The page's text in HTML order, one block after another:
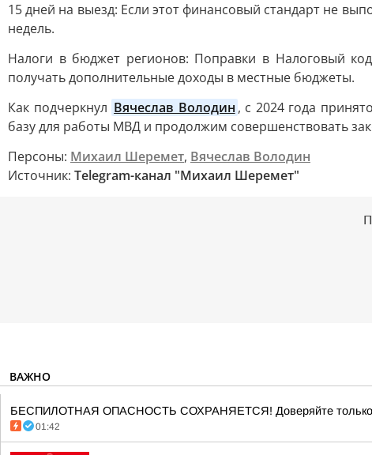
15 дней на выезд: Если этот финансовый стандарт не
недель.
Налоги в бюджет регионов: Поправки в Налоговый
получать дополнительные доходы в местные бюджеты.
Как подчеркнул Вячеслав Володин , с 2024 года
базу для работы МВД и продолжим совершенствовать
Персоны: Михаил Шеремет, Вячеслав Володин
Источник: Telegram-канал "Михаил Шеремет"
ВАЖНО
БЕСПИЛОТНАЯ ОПАСНОСТЬ СОХРАНЯЕТСЯ! Доверяйте только
01:42